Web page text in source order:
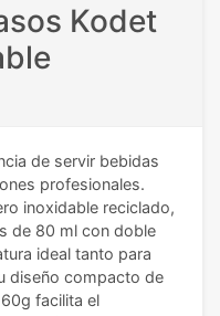
Kodet
de servir bebidas
profesionales.
inoxidable reciclado,
de 80 ml con doble
ideal tanto para
diseño compacto de
facilita el